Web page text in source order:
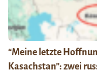
“Meine letzte
Kasachstan”: zwei